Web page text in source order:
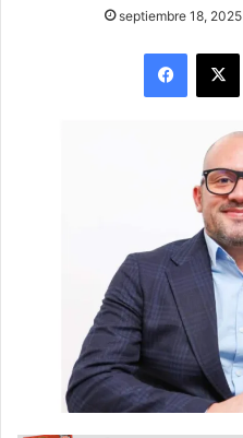
septiembre 18, 2025